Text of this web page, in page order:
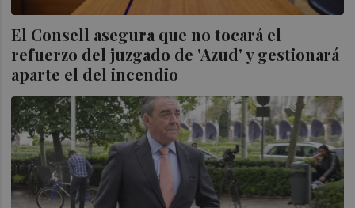
El Consell asegura que no tocará el
refuerzo del juzgado de 'Azud' y gestionará
aparte el del incendio